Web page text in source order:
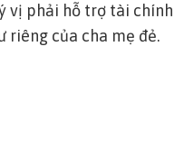
vị phải hỗ trợ tài chính
riêng của cha mẹ đẻ.